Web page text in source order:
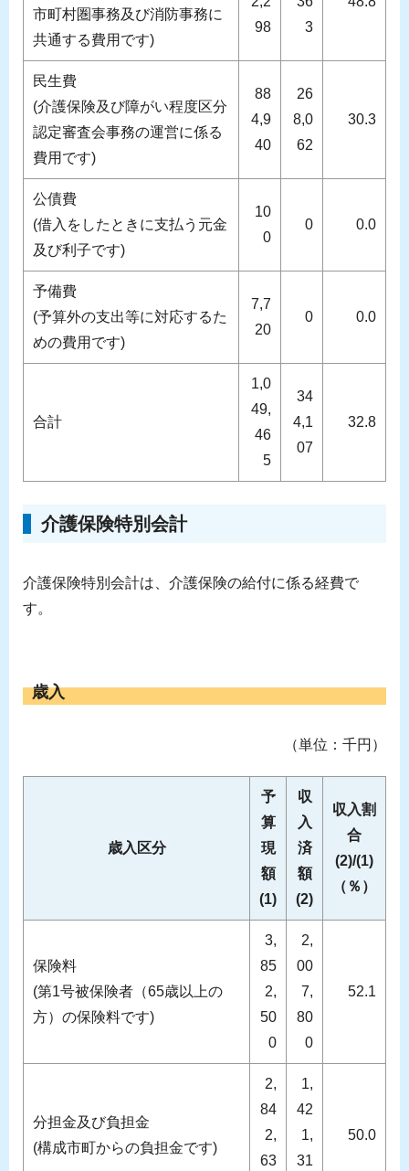
市町村圏事務及び消防事務に
共通する費用です)
98
3
民生費
(介護保険及び障がい程度区分
認定審査会事務の運営に係る
費用です)
88
4,9
40
26
8,0
62
30.3
公債費
(借入をしたときに支払う元金
及び利子です)
10
0
0 0.0
予備費
(予算外の支出等に対応するた
めの費用です)
7,7
20
0 0.0
合計
1,0
49,
46
5
34
4,1
07
32.8
介護保険特別会計
介護保険特別会計は、介護保険の給付に係る経費で
す。
歳入
（単位：千円）
歳入区分
予
算
現
額
(1)
収
入
済
額
(2)
収入割
合
(2)/(1)
（％）
保険料
(第1号被保険者（65歳以上の
方）の保険料です)
3,
85
2,
50
0
2,
00
7,
80
0
52.1
分担金及び負担金
(構成市町からの負担金です)
2,
84
2,
63
1,
42
1,
31
50.0